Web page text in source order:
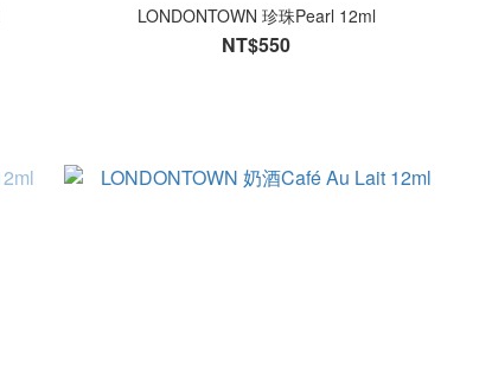
LONDONTOWN 珍珠Pearl 12ml
NT$550